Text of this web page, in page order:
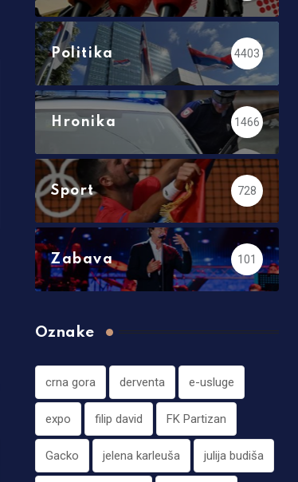
Politika 4403
Hronika 1466
Sport 728
Zabava 101
Oznake
crna gora derventa e-usluge
expo filip david FK Partizan
Gacko jelena karleuša julija budiša